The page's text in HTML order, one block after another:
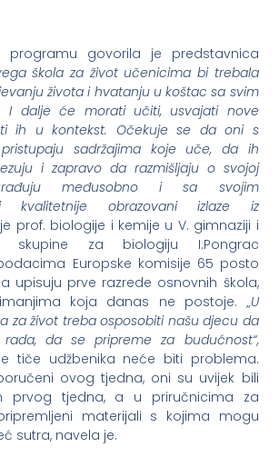
govorila je predstavnica
škola za život učenicima bi trebala
života i hvatanju u koštac sa svim
I dalje će morati učiti, usvajati nove
ih u kontekst. Očekuje se da oni s
pristupaju sadržajima koje uče, da ih
i zapravo da razmišljaju o svojoj
međusobno i sa svojim
kvalitetnije obrazovani izlaze iz
prof. biologije i kemije u V. gimnaziji i
skupine za biologiju I.Pongrac
Europske komisije 65 posto
upisuju prve razrede osnovnih škola,
koja danas ne postoje. „U
za život treba osposobiti našu djecu da
da se pripreme za budućnost“,
tiče udžbenika neće biti problema.
ovog tjedna, oni su uvijek bili
prvog tjedna, a u priručnicima za
materijali s kojima mogu
sutra, navela je.